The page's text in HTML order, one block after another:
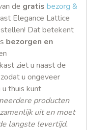
de gratis bezorg &
Elegance Lattice
Dat betekent
bezorgen en
ziet u naast de
u ongeveer
thuis kunt
producten
uit en moet
langste levertijd.